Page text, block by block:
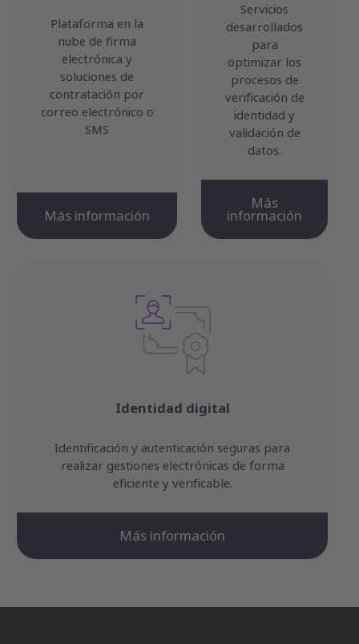
Plataforma en la
nube de firma
electrónica y
soluciones de
contratación por
correo electrónico o
SMS
Más información
Servicios
desarrollados
para
optimizar los
procesos de
verificación de
identidad y
validación de
datos.
Más
información
Identidad digital
Identificación y autenticación seguras para
realizar gestiones electrónicas de forma
eficiente y verificable.
Más información